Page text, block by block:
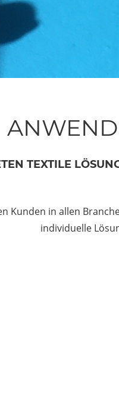
TEXTILE
Kunden in allen
individuelle